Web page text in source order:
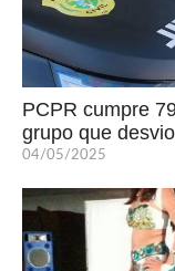
PCPR cumpre
grupo que
04/05/2025